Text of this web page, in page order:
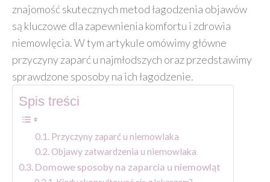
znajomość skutecznych metod łagodzenia objawów
są kluczowe dla zapewnienia komfortu i zdrowia
niemowlęcia. W tym artykule omówimy główne
przyczyny zaparć u najmłodszych oraz przedstawimy
sprawdzone sposoby na ich łagodzenie.
Spis treści
Przyczyny zaparć u niemowlaka
Objawy zatwardzenia u niemowlaka
Domowe sposoby na zaparcia u niemowląt